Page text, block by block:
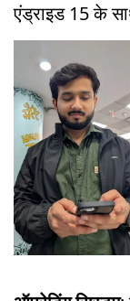
एंड्राइड 15 के